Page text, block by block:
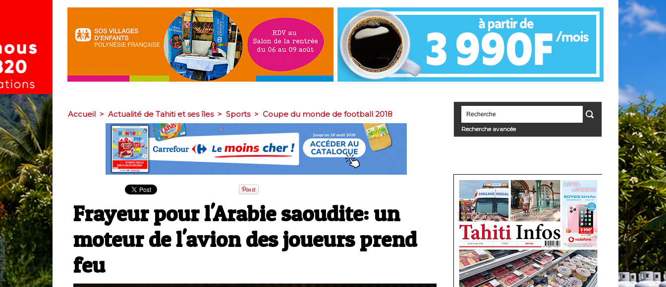
Accueil > Actualité de Tahiti et ses îles > Sports > Coupe du monde de football 2018
Frayeur pour l'Arabie saoudite: un
moteur de l'avion des joueurs prend
feu
Recherche avancée